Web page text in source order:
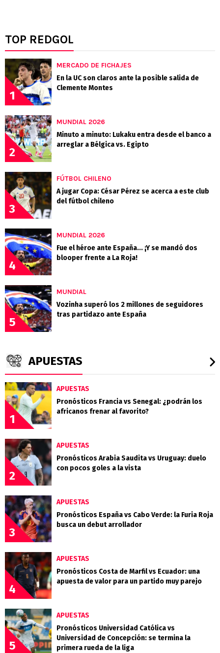
TOP REDGOL
1
MERCADO DE FICHAJES
En la UC son claros ante la posible salida de
Clemente Montes
2
MUNDIAL 2026
Minuto a minuto: Lukaku entra desde el banco a
arreglar a Bélgica vs. Egipto
3
FÚTBOL CHILENO
A jugar Copa: César Pérez se acerca a este club
del fútbol chileno
4
MUNDIAL 2026
Fue el héroe ante España... ¡Y se mandó dos
blooper frente a La Roja!
5
MUNDIAL
Vozinha superó los 2 millones de seguidores
tras partidazo ante España
APUESTAS
1
APUESTAS
Pronósticos Francia vs Senegal: ¿podrán los
africanos frenar al favorito?
2
APUESTAS
Pronósticos Arabia Saudita vs Uruguay: duelo
con pocos goles a la vista
3
APUESTAS
Pronósticos España vs Cabo Verde: la Furia Roja
busca un debut arrollador
4
APUESTAS
Pronósticos Costa de Marfil vs Ecuador: una
apuesta de valor para un partido muy parejo
5
APUESTAS
Pronósticos Universidad Católica vs
Universidad de Concepción: se termina la
primera rueda de la liga